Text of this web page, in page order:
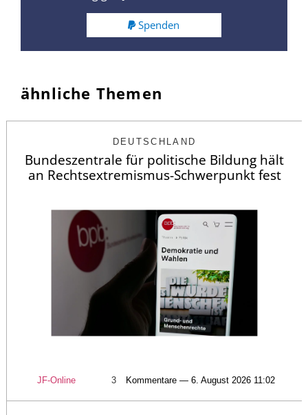
Spenden
ähnliche Themen
DEUTSCHLAND
Bundeszentrale für politische Bildung hält
an Rechtsextremismus-Schwerpunkt fest
JF-Online 3 Kommentare — 6. August 2026 11:02